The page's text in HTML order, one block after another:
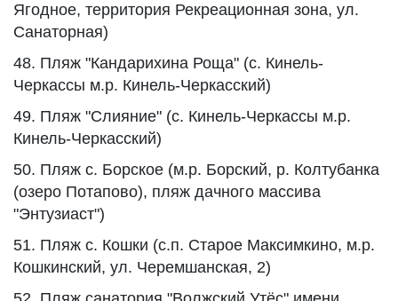
Ягодное, территория Рекреационная зона, ул.
Санаторная)
48. Пляж "Кандарихина Роща" (с. Кинель-
Черкассы м.р. Кинель-Черкасский)
49. Пляж "Слияние" (с. Кинель-Черкассы м.р.
Кинель-Черкасский)
50. Пляж с. Борское (м.р. Борский, р. Колтубанка
(озеро Потапово), пляж дачного массива
"Энтузиаст")
51. Пляж с. Кошки (с.п. Старое Максимкино, м.р.
Кошкинский, ул. Черемшанская, 2)